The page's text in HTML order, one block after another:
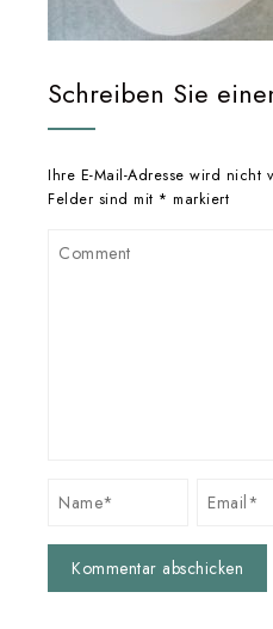
Schreiben Sie
Ihre E-Mail-Adresse wird nicht
Felder sind mit * markiert